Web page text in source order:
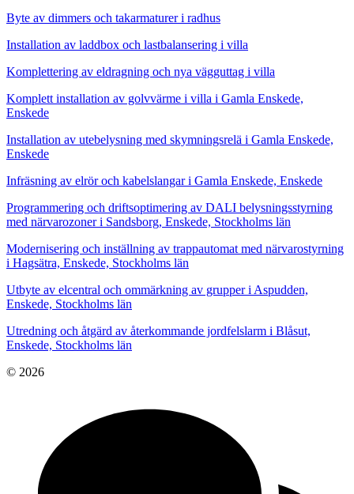
Byte av dimmers och takarmaturer i radhus
Installation av laddbox och lastbalansering i villa
Komplettering av eldragning och nya vägguttag i villa
Komplett installation av golvvärme i villa i Gamla Enskede,
Enskede
Installation av utebelysning med skymningsrelä i Gamla Enskede,
Enskede
Infräsning av elrör och kabelslangar i Gamla Enskede, Enskede
Programmering och driftsoptimering av DALI belysningsstyrning
med närvarozoner i Sandsborg, Enskede, Stockholms län
Modernisering och inställning av trappautomat med närvarostyrning
i Hagsätra, Enskede, Stockholms län
Utbyte av elcentral och ommärkning av grupper i Aspudden,
Enskede, Stockholms län
Utredning och åtgärd av återkommande jordfelslarm i Blåsut,
Enskede, Stockholms län
© 2026